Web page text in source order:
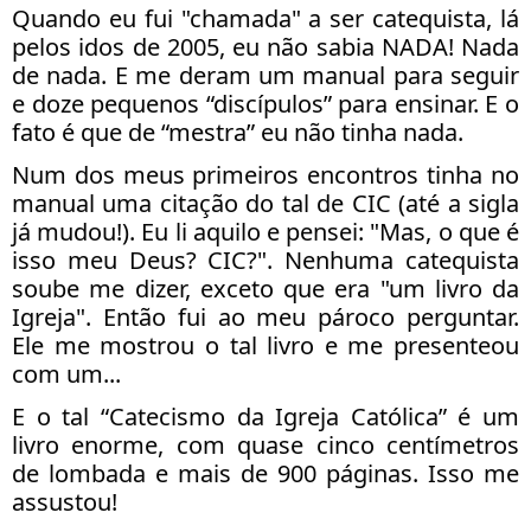
Quando eu fui "chamada" a ser catequista, lá
pelos idos de 2005, eu não sabia NADA! Nada
de nada. E me deram um manual para seguir
e doze pequenos “discípulos” para ensinar. E o
fato é que de “mestra” eu não tinha nada.
Num dos meus primeiros encontros tinha no
manual uma citação do tal de CIC (até a sigla
já mudou!). Eu li aquilo e pensei: "Mas, o que é
isso meu Deus? CIC?". Nenhuma catequista
soube me dizer, exceto que era "um livro da
Igreja". Então fui ao meu pároco perguntar.
Ele me mostrou o tal livro e me presenteou
com um...
E o tal “Catecismo da Igreja Católica” é um
livro enorme, com quase cinco centímetros
de lombada e mais de 900 páginas. Isso me
assustou!